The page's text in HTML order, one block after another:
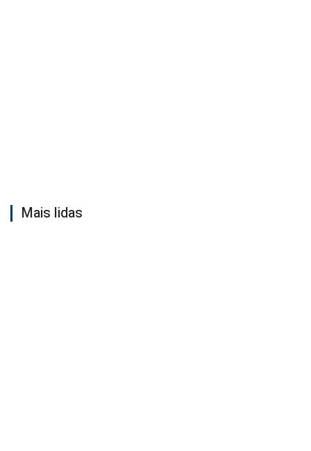
Mais lidas